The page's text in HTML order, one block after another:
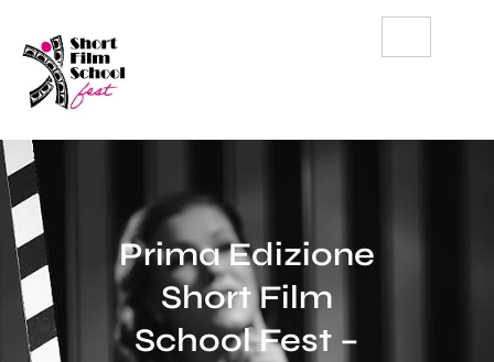
Prima Edizione
Short Film
School Fest –